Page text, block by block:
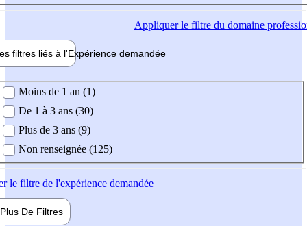
Appliquerle filtre du domaine
filtres liés à l'Expérience demandée
demandée
Moins de 1 an (1)
De 1 à 3 ans (30)
Plus de 3 ans (9)
Non renseignée (125)
le filtre de l'expérience demandée
Plus De Filtres